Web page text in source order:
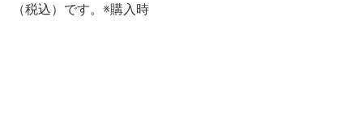
（税込）です。※購入時